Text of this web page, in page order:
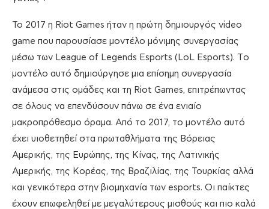
Το 2017 η Riot Games ήταν η πρώτη δημιουργός video
game που παρουσίασε μοντέλο μόνιμης συνεργασίας
μέσω των League of Legends Esports (LoL Esports). Tο
μοντέλο αυτό δημιούργησε μια επίσημη συνεργασία
ανάμεσα στις ομάδες και τη Riot Games, επιτρέπωντας
σε όλους να επενδύσουν πάνω σε ένα ενιαίο
μακροπρόθεσμο όραμα. Από το 2017, το μοντέλο αυτό
έχει υιοθετηθεί στα πρωταθλήματα της Βόρειας
Αμερικής, της Ευρώπης, της Κίνας, της Λατινικής
Αμερικής, της Κορέας, της Βραζιλίας, της Τουρκίας αλλά
και γενικότερα στην βιομηχανία των esports. Οι παίκτες
έχουν επωφεληθεί με μεγαλύτερους μισθούς και πιο καλά